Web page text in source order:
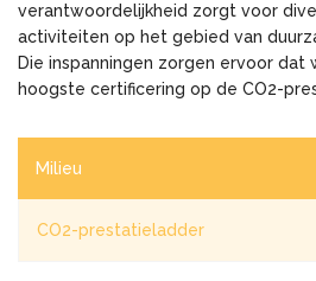
verantwoordelijkheid zorgt voor
activiteiten op het gebied van
Die inspanningen zorgen ervoor dat
hoogste certificering op de CO2-
Milieu
CO2-prestatieladder